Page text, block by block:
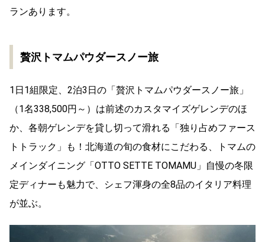
ランあります。
贅沢トマムパウダースノー旅
1日1組限定、2泊3日の「贅沢トマムパウダースノー旅」
（1名338,500円～）は前述のカスタマイズゲレンデのほ
か、各朝ゲレンデを貸し切って滑れる「独り占めファース
トトラック」も！北海道の旬の食材にこだわる、トマムの
メインダイニング「OTTO SETTE TOMAMU」自慢の冬限
定ディナーも魅力で、シェフ渾身の全8品のイタリア料理
が並ぶ。